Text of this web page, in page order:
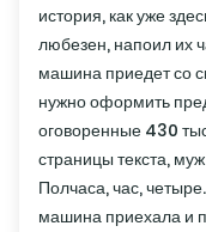
история, как уже
любезен, напоил их
машина приедет со
нужно оформить
оговоренные 430
страницы текста,
Полчаса, час,
машина приехала и